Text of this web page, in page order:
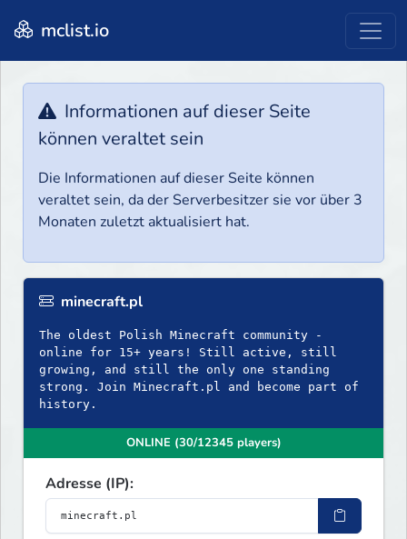
mclist.io
Informationen auf dieser Seite
können veraltet sein
Die Informationen auf dieser Seite können
veraltet sein, da der Serverbesitzer sie vor über 3
Monaten zuletzt aktualisiert hat.
minecraft.pl
The oldest Polish Minecraft community -
online for 15+ years! Still active, still
growing, and still the only one standing
strong. Join Minecraft.pl and become part of
history.
ONLINE (30/12345 players)
Adresse (IP):